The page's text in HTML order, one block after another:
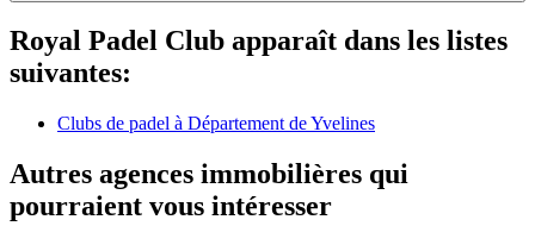
Royal Padel Club apparaît dans les listes
suivantes:
Clubs de padel à Département de Yvelines
Autres agences immobilières qui
pourraient vous intéresser